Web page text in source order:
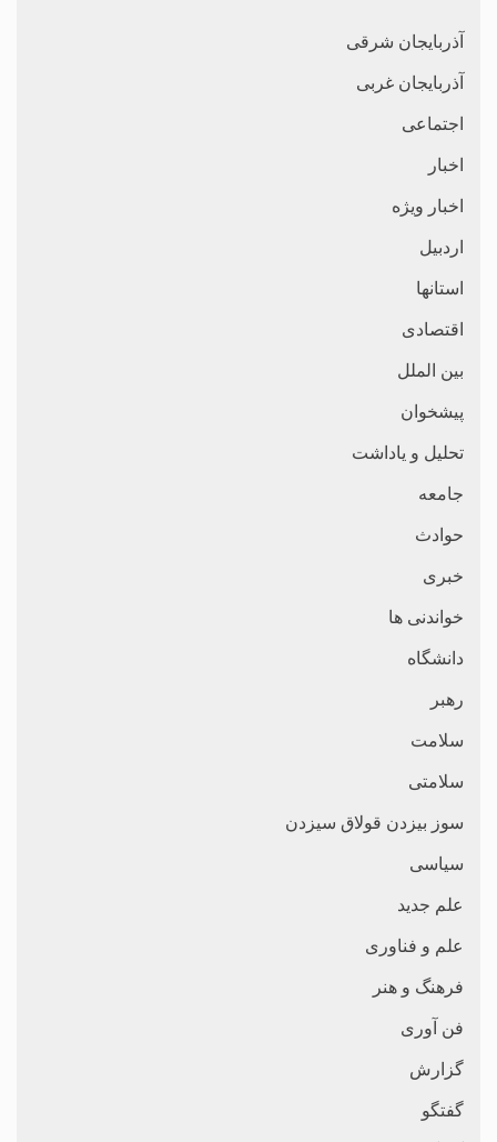
آذربایجان شرقی
آذربایجان غربی
اجتماعی
اخبار
اخبار ویژه
اردبیل
استانها
اقتصادی
بین الملل
پیشخوان
تحلیل و یاداشت
جامعه
حوادث
خبری
خواندنی ها
دانشگاه
رهبر
سلامت
سلامتی
سوز بیزدن قولاق سیزدن
سیاسی
علم جدید
علم و فناوری
فرهنگ و هنر
فن آوری
گزارش
گفتگو